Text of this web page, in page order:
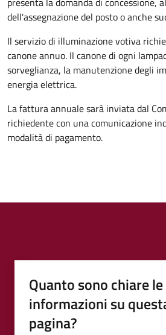
dell'assegnazione del posto o anche
Il servizio di illuminazione votiva
canone annuo. Il canone di ogni
sorveglianza, la manutenzione degli
energia elettrica.
La fattura annuale sarà inviata dal
richiedente con una comunicazione
modalità di pagamento.
Quanto sono chiare le
informazioni su
pagina?